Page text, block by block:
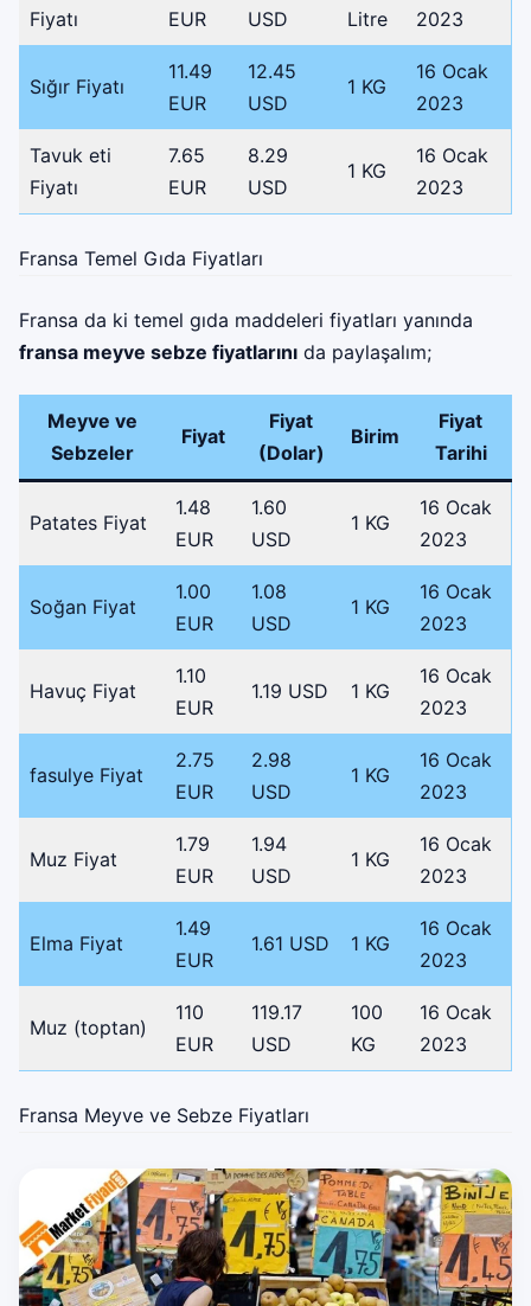
Fiyatı
EUR
USD
Litre
2023
Sığır Fiyatı
11.49
EUR
12.45
USD
1 KG
16 Ocak
2023
Tavuk eti
Fiyatı
7.65
EUR
8.29
USD
1 KG
16 Ocak
2023
Fransa Temel Gıda Fiyatları
Fransa da ki temel gıda maddeleri fiyatları yanında
fransa meyve sebze fiyatlarını da paylaşalım;
Meyve ve
Sebzeler
Fiyat
Fiyat
(Dolar)
Birim
Fiyat
Tarihi
Patates Fiyat
1.48
EUR
1.60
USD
1 KG
16 Ocak
2023
Soğan Fiyat
1.00
EUR
1.08
USD
1 KG
16 Ocak
2023
Havuç Fiyat
1.10
EUR
1.19 USD 1 KG
16 Ocak
2023
fasulye Fiyat
2.75
EUR
2.98
USD
1 KG
16 Ocak
2023
Muz Fiyat
1.79
EUR
1.94
USD
1 KG
16 Ocak
2023
Elma Fiyat
1.49
EUR
1.61 USD 1 KG
16 Ocak
2023
Muz (toptan)
110
EUR
119.17
USD
100
KG
16 Ocak
2023
Fransa Meyve ve Sebze Fiyatları